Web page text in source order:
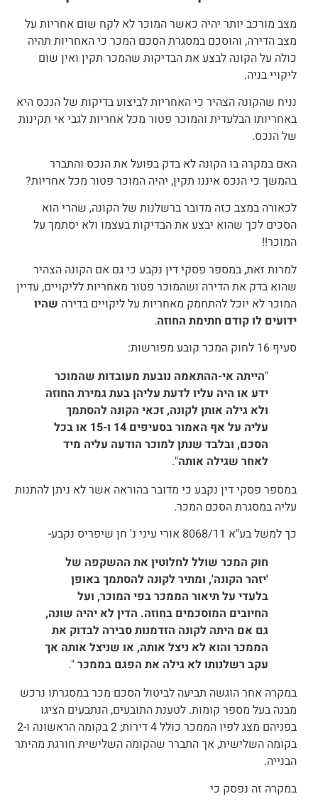
מצב מורכב יותר יהיה כאשר המוכר לא לקח שום אחריות על
מצב הדירה, והוסכם במסגרת הסכם המכר כיהאחריות תהיה
כולה על הקונה לבצע את הבדיקות שהמכר תקין ואין שום
ליקויי בניה.
נניח שהקונה הצהיר כי האחריות לביצוע בדיקות של הנכס היא
באחריותו הבלעדית והמוכר פטור מכל אחריות לגבי אי תקינות
של הנכס.
האם במקרה בו הקונה לא בדק בפועל את הנכס והתברר
בהמשך כי הנכס איננו תקין, יהיה המוכר פטור מכל אחריות?
לכאורה במצב כזה מדובר ברשלנות של הקונה, שהרי הוא
הסכים לכך שהוא יבצע את הבדיקות בעצמו ולא יסתמך על
המוכר!!
למרות זאת, במספר פסקי דין נקבע כי גם אם הקונה הצהיר
שהוא בדק את הדירה ושהמוכר פטור מאחריות לליקויים, עדיין
המוכר לא יוכל להתחמק מאחריות על ליקויים בדירה שהיו
ידועים לו קודם חתימת החוזה.
סעיף 16 לחוק המכר קובע מפורשות:
"הייתה אי-ההתאמה נובעת מעובדות שהמוכר
ידע או היה עליו לדעת עליהן בעת גמירת החוזה
ולא גילה אותן לקונה, זכאי הקונה להסתמך
עליה על אף האמור בסעיפים 14 ו-15 או בכל
הסכם, ובלבד שנתן למוכר הודעה עליה מיד
לאחר שגילה אותה".
במספר פסקי דין נקבע כי מדובר בהוראה אשר לא ניתן להתנות
עליה במסגרת הסכם המכר.
כך למשל בע"א 8068/11 אורי עיני נ' חן שיפריס נקבע-
חוק המכר שולל לחלוטין את ההשקפה של
'יזהר הקונה', ומתיר לקונה להסתמך באופן
בלעדי על תיאור הממכר בפי המוכר, ועל
החיובים המוסכמים בחוזה. הדין לא יהיה שונה,
גם אם היתה לקונה הזדמנות סבירה לבדוק את
הממכר והוא לא ניצל אותה, או שניצל אותה אך
עקב רשלנותו לא גילה את הפגם בממכר".
במקרה אחר הוגשה תביעה לביטול הסכם מכר במסגרתו נרכש
מבנה בעל מספר קומות. לטענת התובעים, הנתבעים הציגו
בפניהם מצג לפיו הממכר כולל 4 דירות; 2 בקומה הראשונה ו-2
בקומה השלישית, אך התברר שהקומה השלישית חורגת מהיתר
הבנייה.
במקרה זה נפסק כי